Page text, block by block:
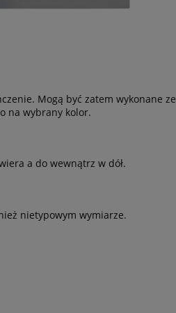
Mogą być zatem wykonane ze
na wybrany kolor.
a do wewnątrz w dół.
nietypowym wymiarze.